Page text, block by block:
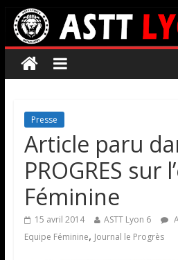
Presse
Article paru
PROGRES sur
Féminine
15 avril 2014 ASTT Lyon 6
Equipe Féminine, Journal le Progrès